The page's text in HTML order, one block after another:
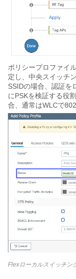
ポリシープロファイ
定し、中央スイッチ
SSIDの場合、認証を
にPSKを検証する役
合、通常はWLCで
Flexローカルスイッチン